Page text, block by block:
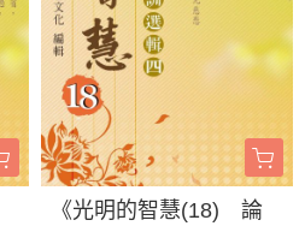
《光明的智慧(18) 論